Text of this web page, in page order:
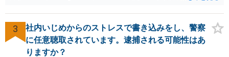
とも不正競争防止法上の問題は生じうると思います。
3
社内いじめからのストレスで書き込みをし、警察
に任意聴取されています。逮捕される可能性はあ
りますか？